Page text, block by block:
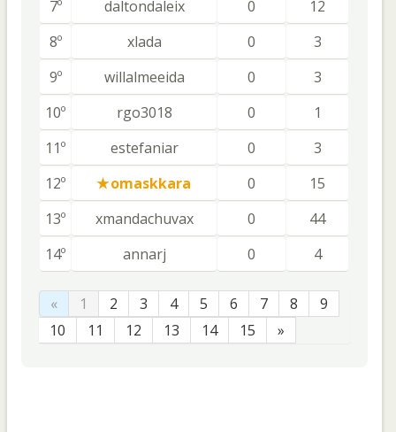
7º daltondaleix 0
12
8º
xlada 0
3
9º
willalmeeida 0
3
10º
rgo3018 0
1
11º
estefaniar 0
3
12º
omaskkara 0
15
13º
xmandachuvax 0
44
14º
annarj 0 4
« 1 2 3 4 5 6 7 8
9
10
11 12 13 14 15 »